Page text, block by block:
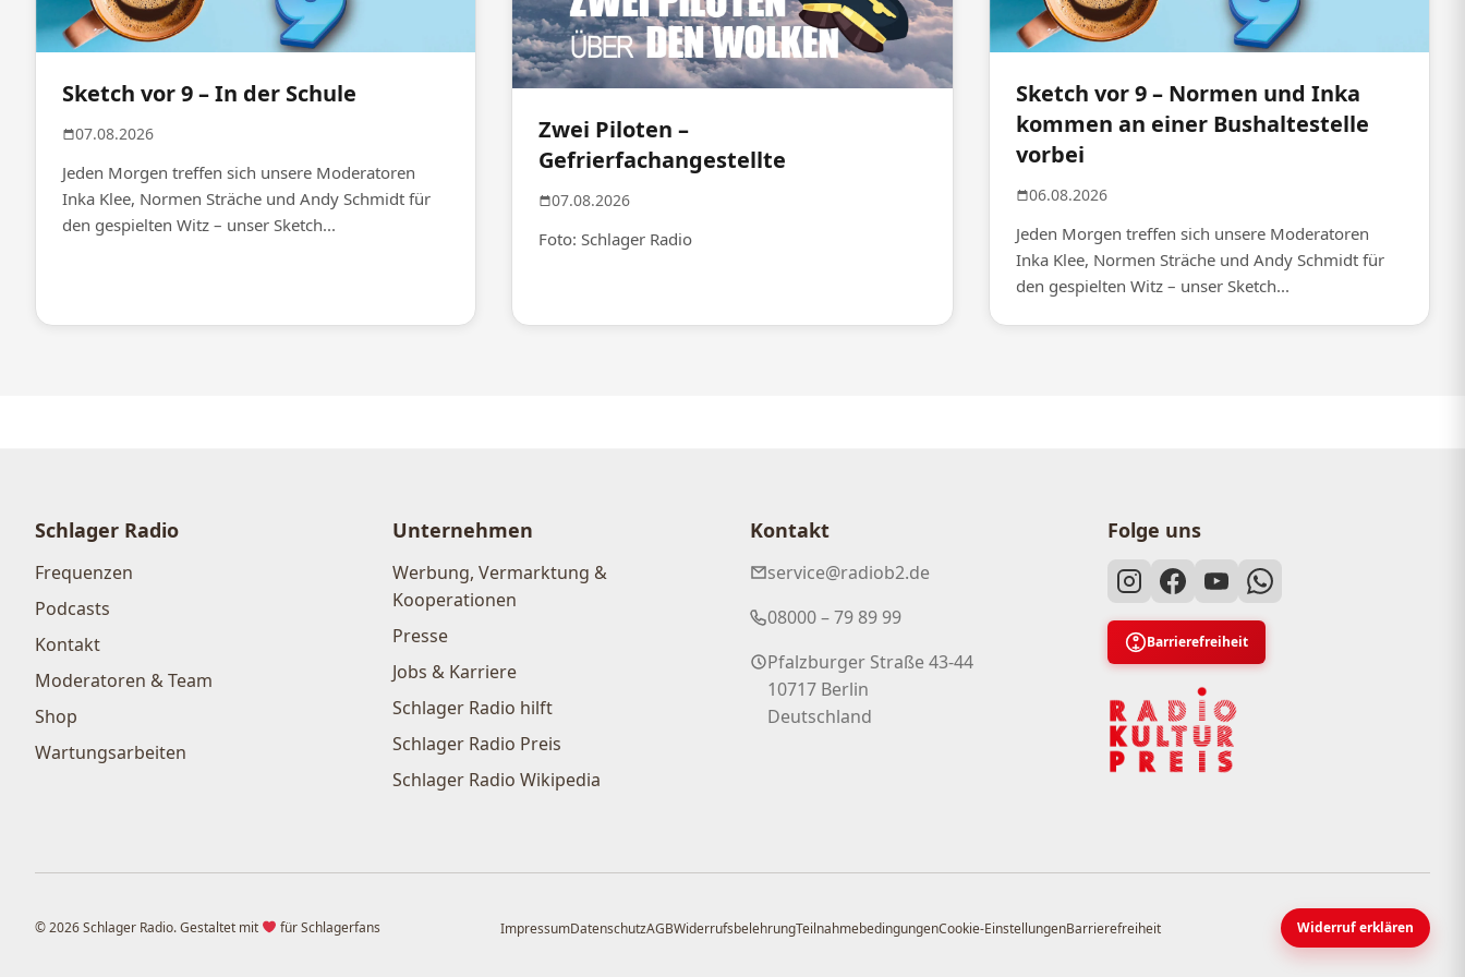
Sketch vor 9 – In der Schule
07.08.2026
Jeden Morgen treffen sich unsere Moderatoren
Inka Klee, Normen Sträche und Andy Schmidt für
den gespielten Witz – unser Sketch...
Zwei Piloten –
Gefrierfachangestellte
07.08.2026
Foto: Schlager Radio
Sketch vor 9 – Normen und Inka
kommen an einer Bushaltestelle
vorbei
06.08.2026
Jeden Morgen treffen sich unsere Moderatoren
Inka Klee, Normen Sträche und Andy Schmidt für
den gespielten Witz – unser Sketch...
Schlager Radio
Frequenzen
Podcasts
Kontakt
Moderatoren & Team
Shop
Wartungsarbeiten
Unternehmen
Werbung, Vermarktung &
Kooperationen
Presse
Jobs & Karriere
Schlager Radio hilft
Schlager Radio Preis
Schlager Radio Wikipedia
Kontakt
service@radiob2.de
08000 – 79 89 99
Pfalzburger Straße 43-44
10717 Berlin
Deutschland
Folge uns
Barrierefreiheit
© 2026 Schlager Radio. Gestaltet mit für Schlagerfans ImpressumDatenschutzAGBWiderrufsbelehrungTeilnahmebedingungenCookie-EinstellungenBarrierefreiheit Widerruf erklären